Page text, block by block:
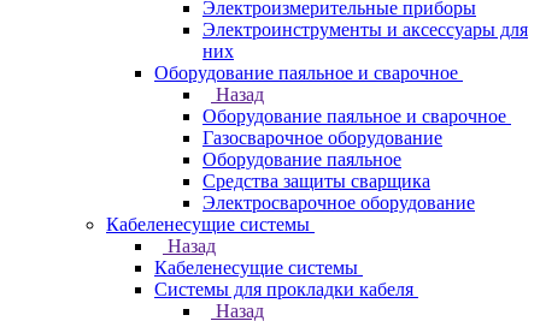
Электроизмерительные приборы
Электроинструменты и аксессуары для
них
Оборудование паяльное и сварочное
Назад
Оборудование паяльное и сварочное
Газосварочное оборудование
Оборудование паяльное
Средства защиты сварщика
Электросварочное оборудование
Кабеленесущие системы
Назад
Кабеленесущие системы
Системы для прокладки кабеля
Назад